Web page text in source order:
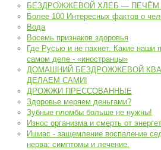
БЕЗДРОЖЖЕВОЙ ХЛЕБ — ПЕЧЁМ
Более 100 Интересных фактов о
Вода
Восемь признаков здоровья
Где Русью и не пахнет. Какие наши
самом деле - «иностранцы»
ДОМАШНИЙ БЕЗДРОЖЖЕВОЙ
ДЕЛАЕМ САМИ!
ДРОЖЖИ ПРЕССОВАННЫЕ
Здоровье меряем деньгами?
Зубные пломбы больше не нужны!
Износ организма и смерть от
Ишиас - защемление воспаление
нерва: симптомы и лечение.